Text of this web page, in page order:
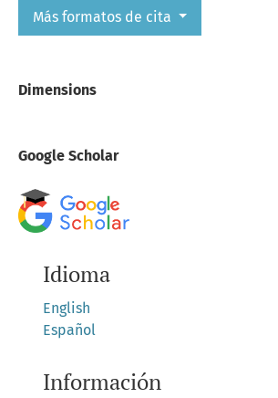
Más formatos de cita
Dimensions
Google Scholar
Idioma
English
Español
Información